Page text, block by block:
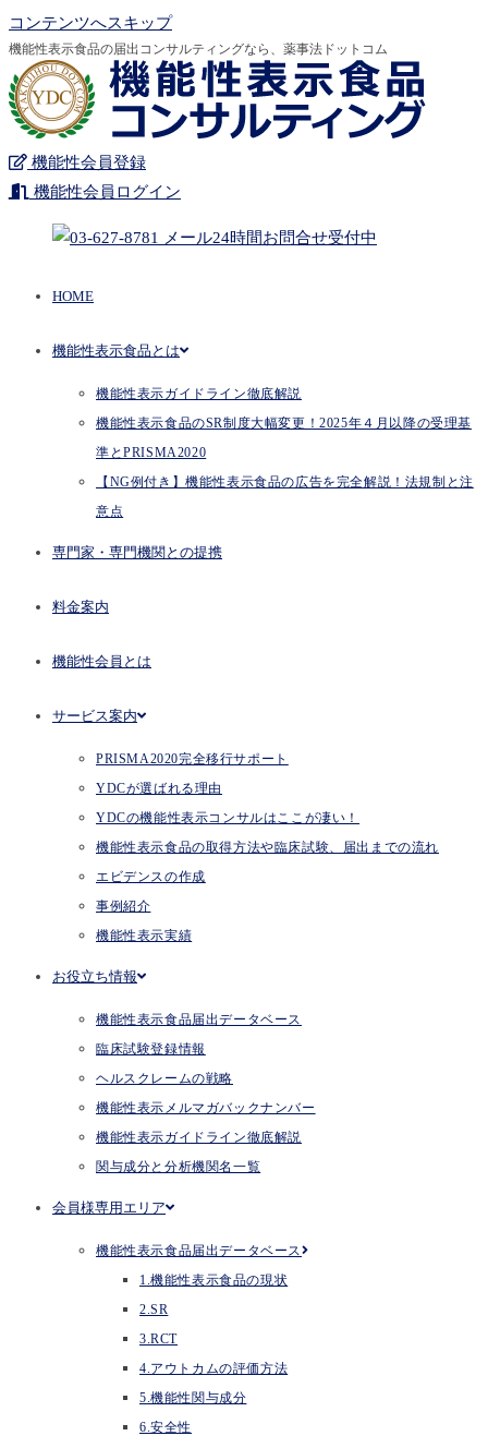
コンテンツへスキップ
機能性表示食品の届出コンサルティングなら、薬事法ドットコム
機能性会員登録
機能性会員ログイン
HOME
機能性表示食品とは
機能性表示ガイドライン徹底解説
機能性表示食品のSR制度大幅変更！2025年４月以降の受理基
準とPRISMA2020
【NG例付き】機能性表示食品の広告を完全解説！法規制と注
意点
専門家・専門機関との提携
料金案内
機能性会員とは
サービス案内
PRISMA2020完全移行サポート
YDCが選ばれる理由
YDCの機能性表示コンサルはここが凄い！
機能性表示食品の取得方法や臨床試験、届出までの流れ
エビデンスの作成
事例紹介
機能性表示実績
お役立ち情報
機能性表示食品届出データベース
臨床試験登録情報
ヘルスクレームの戦略
機能性表示メルマガバックナンバー
機能性表示ガイドライン徹底解説
関与成分と分析機関名一覧
会員様専用エリア
機能性表示食品届出データベース
1.機能性表示食品の現状
2.SR
3.RCT
4.アウトカムの評価方法
5.機能性関与成分
6.安全性